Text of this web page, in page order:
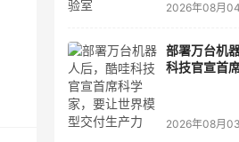
2026年08月
部署万台机
科技官宣首
2026年08月